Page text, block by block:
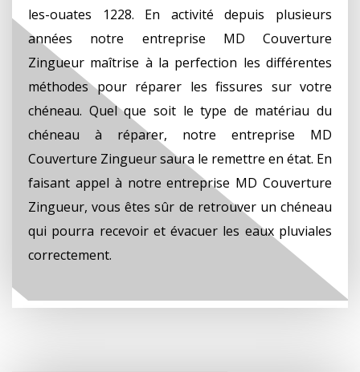
les-ouates 1228. En activité depuis plusieurs
années notre entreprise MD Couverture
Zingueur maîtrise à la perfection les différentes
méthodes pour réparer les fissures sur votre
chéneau. Quel que soit le type de matériau du
chéneau à réparer, notre entreprise MD
Couverture Zingueur saura le remettre en état. En
faisant appel à notre entreprise MD Couverture
Zingueur, vous êtes sûr de retrouver un chéneau
qui pourra recevoir et évacuer les eaux pluviales
correctement.